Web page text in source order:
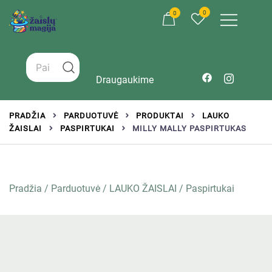
0 0
Draugaukime
PRADŽIA PARDUOTUVĖ PRODUKTAI
LAUKO
ŽAISLAI
PASPIRTUKAI MILLY MALLY PASPIRTUKAS
Pradžia / Parduotuvė / LAUKO ŽAISLAI / Paspirtukai